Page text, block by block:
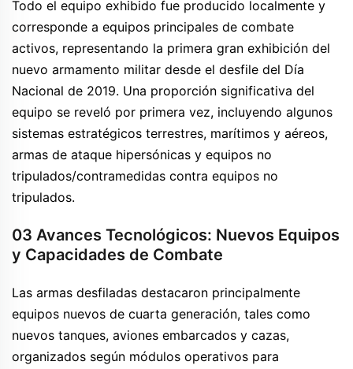
Todo el equipo exhibido fue producido localmente y
corresponde a equipos principales de combate
activos, representando la primera gran exhibición del
nuevo armamento militar desde el desfile del Día
Nacional de 2019. Una proporción significativa del
equipo se reveló por primera vez, incluyendo algunos
sistemas estratégicos terrestres, marítimos y aéreos,
armas de ataque hipersónicas y equipos no
tripulados/contramedidas contra equipos no
tripulados.
03 Avances Tecnológicos: Nuevos Equipos
y Capacidades de Combate
Las armas desfiladas destacaron principalmente
equipos nuevos de cuarta generación, tales como
nuevos tanques, aviones embarcados y cazas,
organizados según módulos operativos para